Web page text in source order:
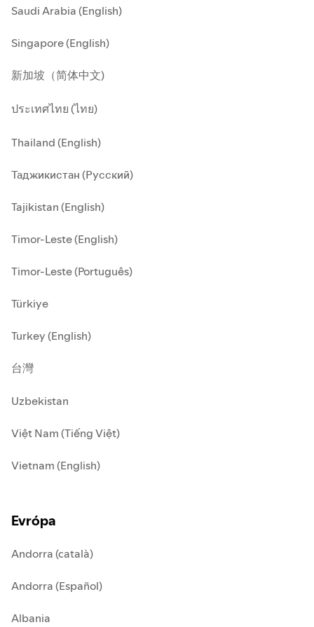
Saudi Arabia (English)
Singapore (English)
新加坡（简体中文)
ประเทศไทย (ไทย)
Thailand (English)
Таджикистан (Русский)
Tajikistan (English)
Timor-Leste (English)
Timor-Leste (Português)
Türkiye
Turkey (English)
台灣
Uzbekistan
Việt Nam (Tiếng Việt)
Vietnam (English)
Evrópa
Andorra (català)
Andorra (Español)
Albania